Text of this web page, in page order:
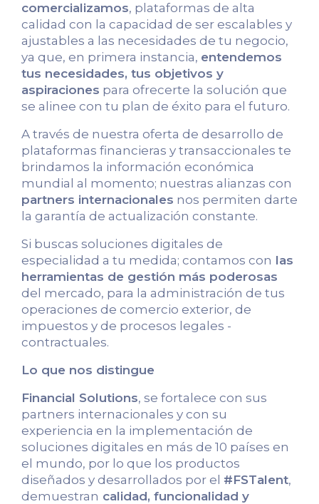
comercializamos, plataformas de alta
calidad con la capacidad de ser escalables y
ajustables a las necesidades de tu negocio,
ya que, en primera instancia, entendemos
tus necesidades, tus objetivos y
aspiraciones para ofrecerte la solución que
se alinee con tu plan de éxito para el futuro.
A través de nuestra oferta de desarrollo de
plataformas financieras y transaccionales te
brindamos la información económica
mundial al momento; nuestras alianzas con
partners internacionales nos permiten darte
la garantía de actualización constante.
Si buscas soluciones digitales de
especialidad a tu medida; contamos con las
herramientas de gestión más poderosas
del mercado, para la administración de tus
operaciones de comercio exterior, de
impuestos y de procesos legales -
contractuales.
Lo que nos distingue
Financial Solutions, se fortalece con sus
partners internacionales y con su
experiencia en la implementación de
soluciones digitales en más de 10 países en
el mundo, por lo que los productos
diseñados y desarrollados por el #FSTalent,
demuestran calidad, funcionalidad y